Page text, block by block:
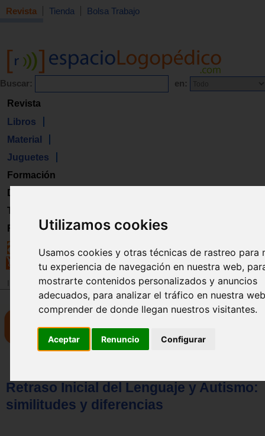
Utilizamos cookies
Usamos cookies y otras técnicas de rastreo para
tu experiencia de navegación en nuestra web,
mostrarte contenidos personalizados y anuncios
adecuados, para analizar el tráfico en nuestra
comprender de donde llegan nuestros visitantes.
Aceptar Renuncio Configurar
Revista Tienda Bolsa Trabajo
Buscar: en:
Revista
Libros
Material
Juguetes
Formación
Directorio
Trabajo
Registro
Revista
Retraso Inicial del Lenguaje y Autismo:
similitudes y diferencias